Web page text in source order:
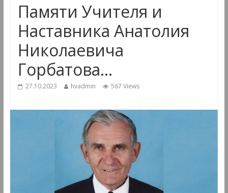
Памяти Учителя и
Наставника Анатолия
Николаевича
Горбатова…
27.10.2023 hvadmin 567 Views